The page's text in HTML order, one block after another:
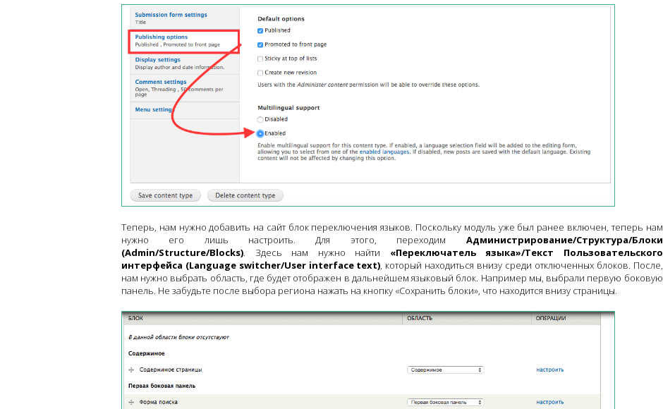
Теперь, нам нужно добавить на сайт блок переключения языков. Поскольку модуль уже был ранее включен, теперь нам
нужно его лишь настроить. Для этого, переходим Администрирование/Структура/Блоки
(Admin/Structure/Blocks). Здесь нам нужно найти «Переключатель языка»/Текст Пользовательского
интерфейса (Language switcher/User interface text), который находиться внизу среди отключенных блоков. После,
нам нужно выбрать область, где будет отображен в дальнейшем языковый блок. Например мы, выбрали первую боковую
панель. Не забудьте после выбора региона нажать на кнопку «Сохранить блоки», что находится внизу страницы.